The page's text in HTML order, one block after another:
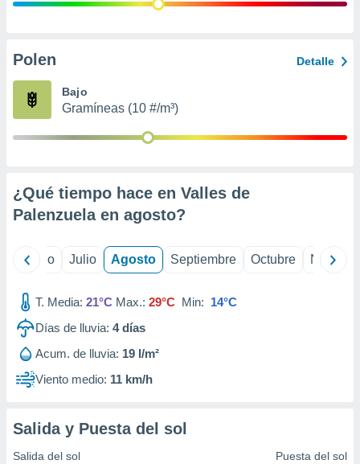
e
publicidad
Polen Detalle
Bajo
Gramíneas (10 #/m³)
¿Qué tiempo hace en Valles de
Palenzuela en agosto?
Junio Julio Agosto Septiembre Octubre
T. Media: 21°C Max.: 29°C Min: 14°C
Días de lluvia: 4días
Acum. de lluvia: 19 l/m²
Viento medio: 11 km/h
Salida y Puesta del sol
Salida del sol Puesta del sol